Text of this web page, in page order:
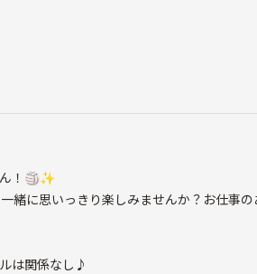
！🏐✨
緒に思いっきり楽しみませんか？お仕事
は関係なし♪